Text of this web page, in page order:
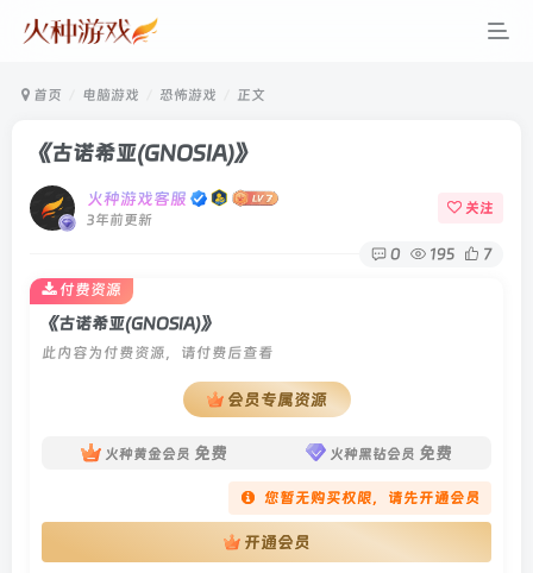
首页 电脑游戏 恐怖游戏 正文
《古诺希亚(GNOSIA)》
火种游戏客服
3年前更新
关注
0 195 7
《古诺希亚(GNOSIA)》
此内容为付费资源，请付费后查看
会员专属资源
火种黄金会员 免费 火种黑钻会员 免费
您暂无购买权限，请先开通会员
开通会员
付费资源